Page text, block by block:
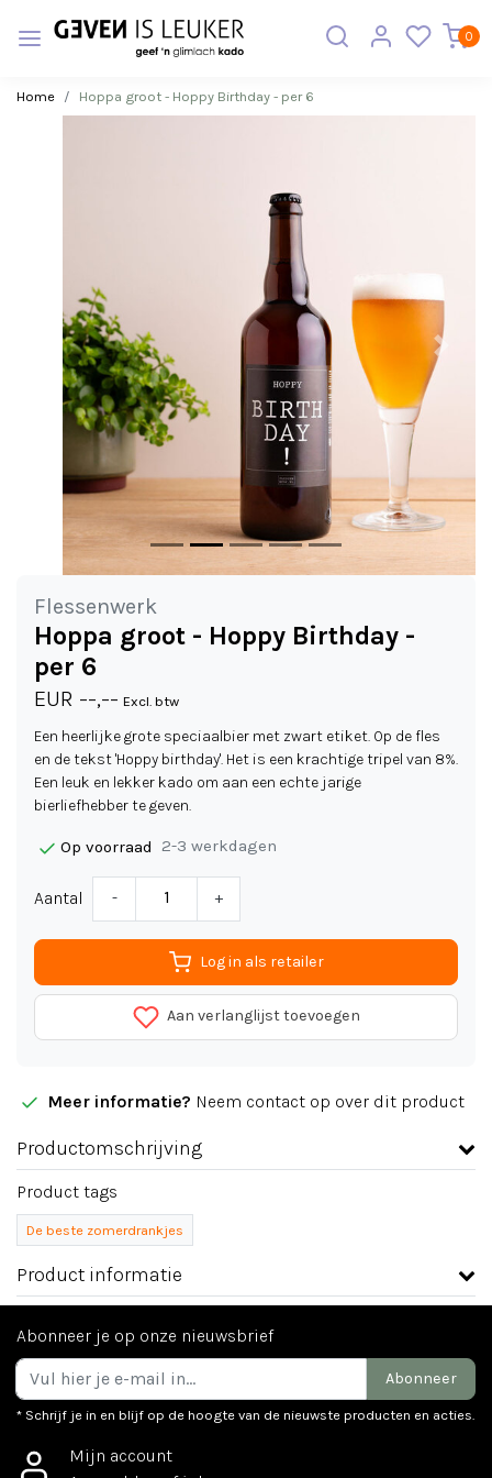
0
Home Hoppa groot - Hoppy Birthday - per 6
Vorige
Flessenwerk
Hoppa groot - Hoppy Birthday -
per 6
EUR --,-- Excl. btw
Een heerlijke grote speciaalbier met zwart etiket. Op de fles
en de tekst 'Hoppy birthday'. Het is een krachtige tripel van 8%.
Een leuk en lekker kado om aan een echte jarige
bierliefhebber te geven.
Op voorraad 2-3 werkdagen
Aantal - +
Log in als retailer
Aan verlanglijst toevoegen
Meer informatie? Neem contact op over dit product
Productomschrijving
Product tags
De beste zomerdrankjes
Product informatie
Abonneer je op onze nieuwsbrief
Abonneer
* Schrijf je in en blijf op de hoogte van de nieuwste producten en acties.
Mijn account